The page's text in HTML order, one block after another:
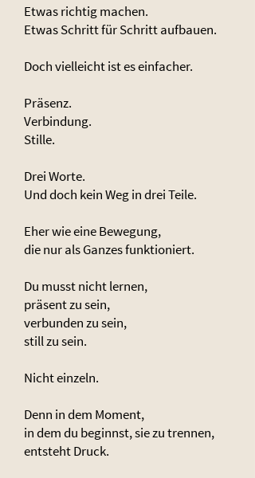
Etwas richtig machen.
Etwas Schritt für Schritt aufbauen.
Doch vielleicht ist es einfacher.
Präsenz.
Verbindung.
Stille.
Drei Worte.
Und doch kein Weg in drei Teile.
Eher wie eine Bewegung,
die nur als Ganzes funktioniert.
Du musst nicht lernen,
präsent zu sein,
verbunden zu sein,
still zu sein.
Nicht einzeln.
Denn in dem Moment,
in dem du beginnst, sie zu trennen,
entsteht Druck.